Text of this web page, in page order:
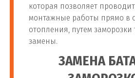
которая позволяет
монтажные работы прямо в
отопления, путем заморозки
замены.
ЗАМЕНА